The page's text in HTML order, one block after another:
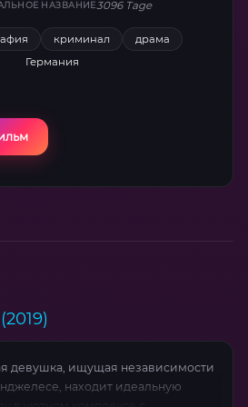
истощения.
НАЗВАНИЕ3096 Tage
криминал драма
Германия
девушка, ищущая независимости
находит идеальную